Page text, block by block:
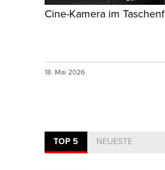
Cine-Kamera im
18. Mai 2026
TOP 5 NEUESTE